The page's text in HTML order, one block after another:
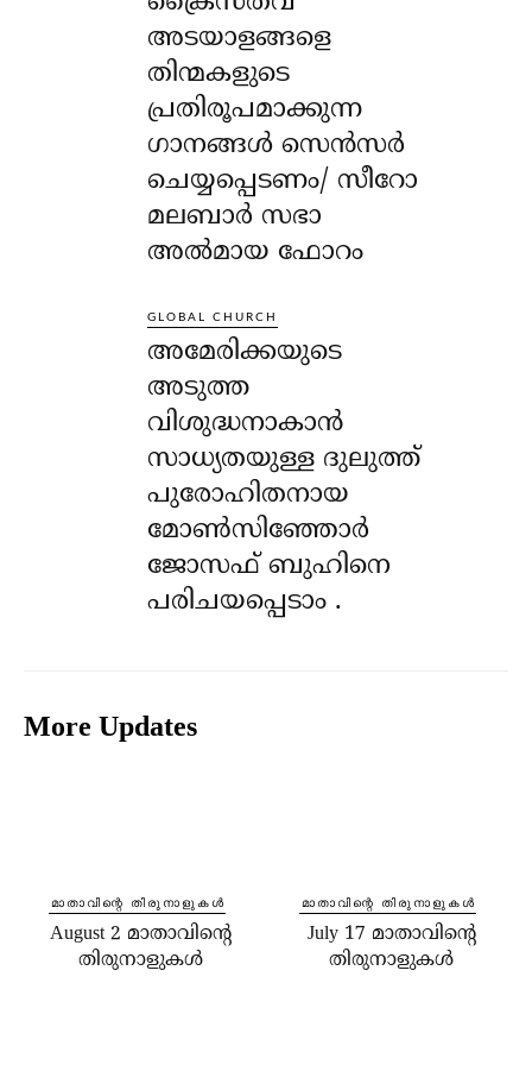
അടയാളങ്ങളെ
തിന്മകളുടെ
പ്രതിരൂപമാക്കുന്ന
ഗാനങ്ങൾ സെൻസർ
ചെയ്യപ്പെടണം/ സീറോ
മലബാർ സഭാ
അൽമായ ഫോറം
GLOBAL CHURCH
അമേരിക്കയുടെ
അടുത്ത
വിശുദ്ധനാകാൻ
സാധ്യതയുള്ള ദുലുത്ത്
പുരോഹിതനായ
മോൺസിഞ്ഞോർ
ജോസഫ് ബുഹിനെ
പരിചയപ്പെടാം .
More Updates
⁠മാതാവിന്റെ തിരുനാളുകൾ
August 2 മാതാവിന്റെ
തിരുനാളുകൾ
⁠മാതാവിന്റെ തിരുനാളുകൾ
July 17 മാതാവിന്റെ
തിരുനാളുകൾ